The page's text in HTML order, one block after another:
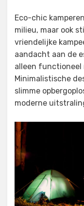
Eco-chic
milieu, maar ook
vriendelijke
aandacht aan de
alleen functioneel
Minimalistische
slimme
moderne